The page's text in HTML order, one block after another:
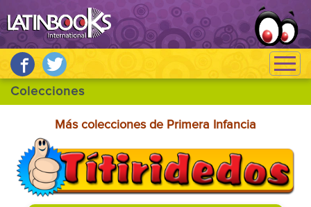
Más colecciones de Primera Infancia